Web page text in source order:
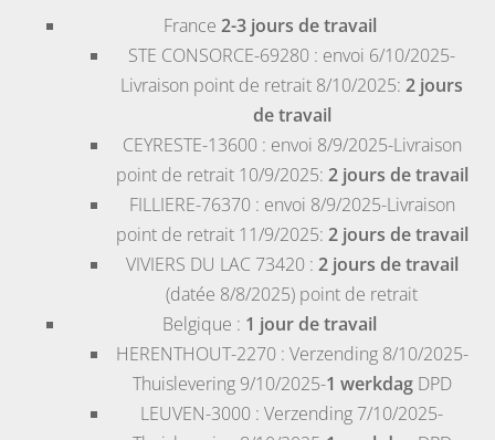
France 2-3 jours de travail
STE CONSORCE-69280 : envoi 6/10/2025-
Livraison point de retrait 8/10/2025: 2 jours
de travail
CEYRESTE-13600: envoi 8/9/2025-Livraison
point de retrait 10/9/2025: 2 jours de travail
FILLIERE-76370: envoi 8/9/2025-Livraison
point de retrait 11/9/2025: 2 jours de travail
VIVIERS DU LAC 73420: 2 jours de travail
(datée 8/8/2025) point de retrait
Belgique : 1 jour de travail
HERENTHOUT-2270: Verzending 8/10/2025-
Thuislevering 9/10/2025-1 werkdagDPD
LEUVEN-3000 : Verzending 7/10/2025-